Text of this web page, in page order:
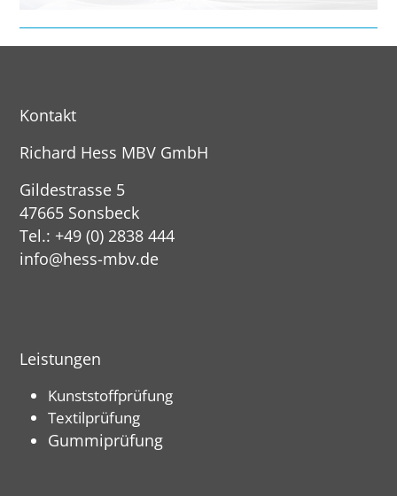
Kontakt
Richard Hess MBV GmbH
Gildestrasse 5
47665 Sonsbeck
Tel.: +49 (0) 2838 444
info@hess-mbv.de
Leistungen
Kunststoffprüfung
Textilprüfung
Gummiprüfung